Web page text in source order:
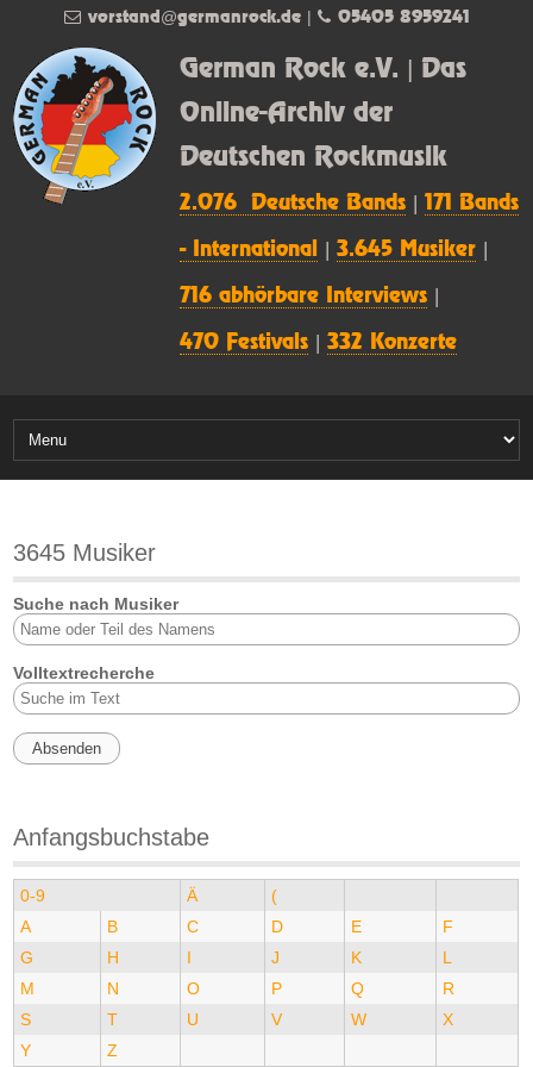
German Rock e.V. | Das
Online-Archiv der
Deutschen Rockmusik
2.076 Deutsche Bands |171 Bands
- International |3.645 Musiker
716 abhörbare Interviews
470 Festivals |332 Konzerte
vorstand@germanrock.de| 05405 8959241
3645 Musiker
Suche nach Musiker
Volltextrecherche
Anfangsbuchstabe
0-9 Ä
(
A
B C D E
F
G
H I J K
L
M
N O P Q
R
S
T U V W
X
Y
Z